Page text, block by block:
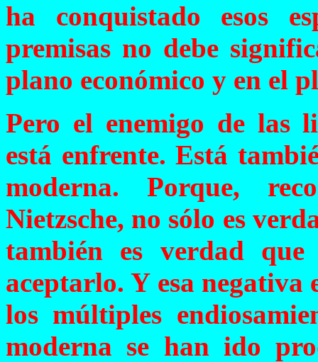
ha conquistado esos
premisas no debe
plano económico y en el
Pero el enemigo de las
está enfrente. Está
moderna. Porque,
Nietzsche, no sólo es
también es verdad
aceptarlo. Y esa negativa
los múltiples
moderna se han ido